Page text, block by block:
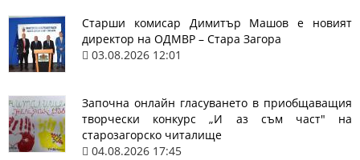
Старши комисар Димитър Машов е новият
директор на ОДМВР – Стара Загора
03.08.2026 12:01
Започна онлайн гласуването в приобщаващия
творчески конкурс „И аз съм част" на
старозагорско читалище
04.08.2026 17:45